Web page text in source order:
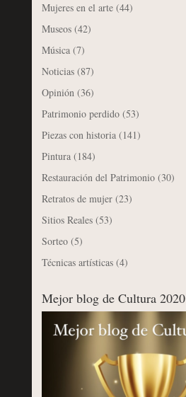
Mujeres en el arte(44)
Museos(42)
Música(7)
Noticias(87)
Opinión(36)
Patrimonio perdido(53)
Piezas con historia(141)
Pintura(184)
Restauración del Patrimonio(30)
Retratos de mujer(23)
Sitios Reales(53)
Sorteo(5)
Técnicas artísticas(4)
Mejor blog de Cultura 2020